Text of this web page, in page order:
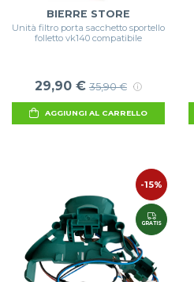
BIERRE STORE
Unità filtro porta sacchetto sportello
folletto vk140 compatibile
29,90 € 35,90 €
AGGIUNGI AL CARRELLO
-15%
GRATIS